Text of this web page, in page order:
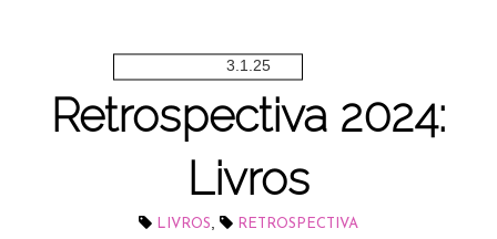
3.1.25
Retrospectiva 2024:
Livros
LIVROS, RETROSPECTIVA